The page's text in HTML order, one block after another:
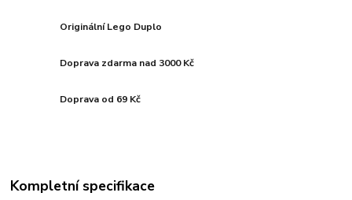
Originální Lego Duplo
Doprava zdarma nad 3000 Kč
Doprava od 69 Kč
Kompletní specifikace